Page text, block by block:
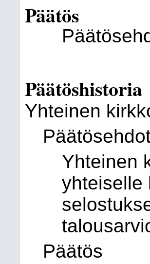
Päätös
Päätöshistoria
Yhteinen
Yhteinen
yhteiselle
Päätös